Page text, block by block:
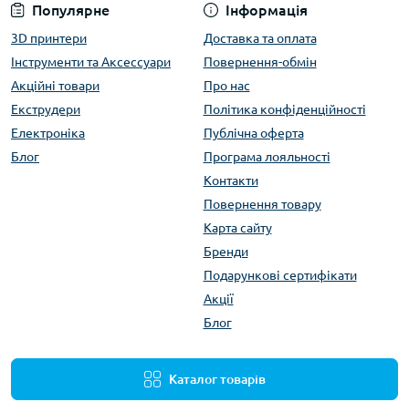
Популярне
3D принтери
Інструменти та Аксессуари
Акційні товари
Екструдери
Електроніка
Блог
Інформація
Доставка та оплата
Повернення-обмін
Про нас
Політика конфіденційності
Публічна оферта
Програма лояльності
Контакти
Повернення товару
Карта сайту
Бренди
Подарункові сертифікати
Акції
Блог
Каталог товарів